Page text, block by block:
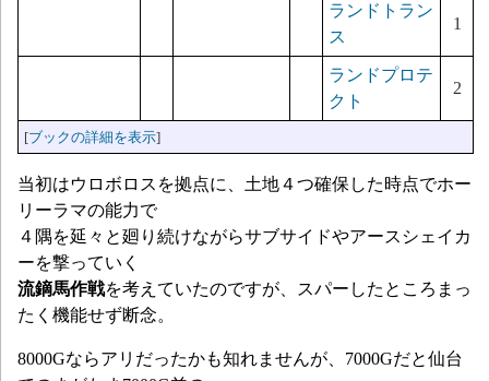
ランドトラン
ス
1
ランドプロテ
クト
2
[ブックの詳細を表示]
当初はウロボロスを拠点に、土地４つ確保した時点でホー
リーラマの能力で
４隅を延々と廻り続けながらサブサイドやアースシェイカ
ーを撃っていく
流鏑馬作戦を考えていたのですが、スパーしたところまっ
たく機能せず断念。
8000Gならアリだったかも知れませんが、7000Gだと仙台